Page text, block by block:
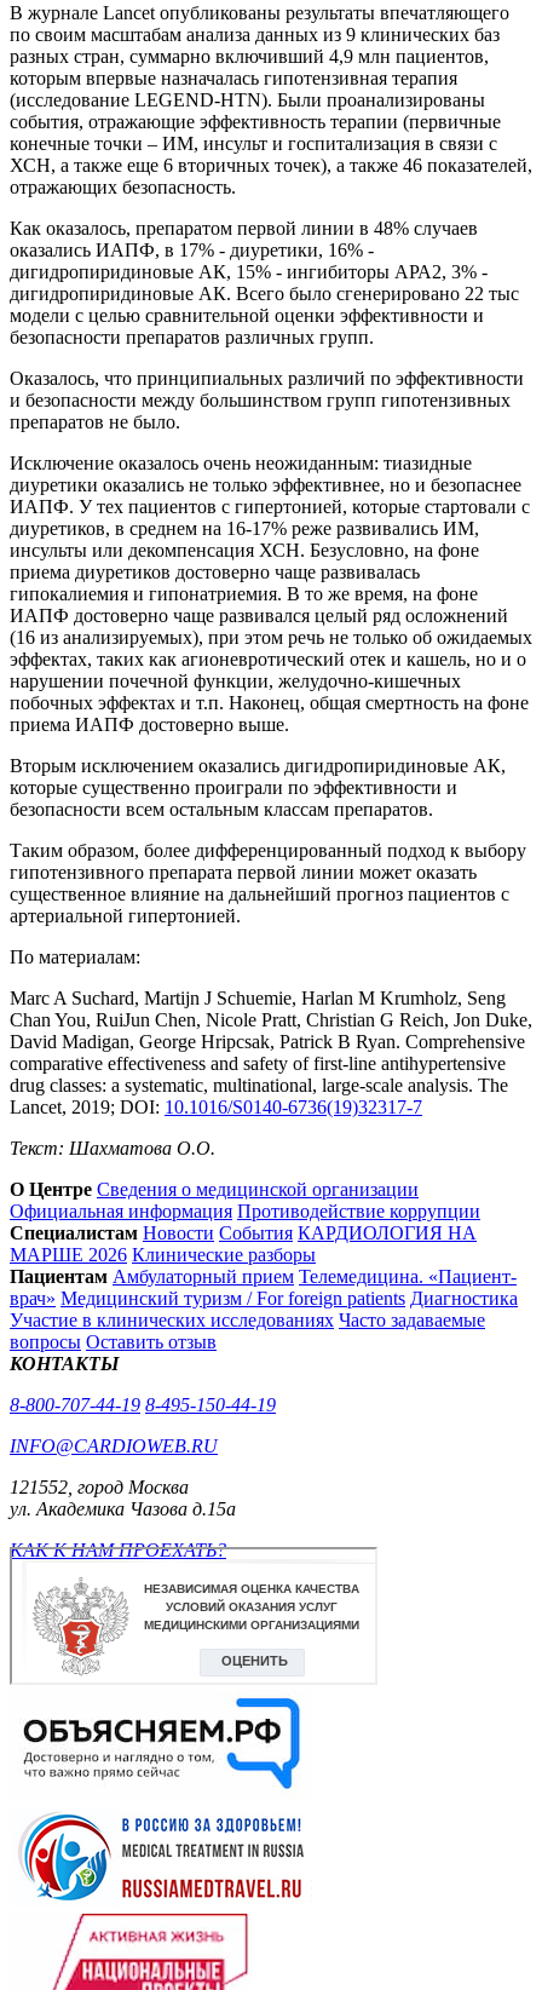
В журнале Lancet опубликованы результаты впечатляющего
по своим масштабам анализа данных из 9 клинических баз
разных стран, суммарно включивший 4,9 млн пациентов,
которым впервые назначалась гипотензивная терапия
(исследование LEGEND-HTN). Были проанализированы
события, отражающие эффективность терапии (первичные
конечные точки – ИМ, инсульт и госпитализация в связи с
ХСН, а также еще 6 вторичных точек), а также 46 показателей,
отражающих безопасность.
Как оказалось, препаратом первой линии в 48% случаев
оказались ИАПФ, в 17% - диуретики, 16% -
дигидропиридиновые АК, 15% - ингибиторы АРА2, 3% -
дигидропиридиновые АК. Всего было сгенерировано 22 тыс
модели с целью сравнительной оценки эффективности и
безопасности препаратов различных групп.
Оказалось, что принципиальных различий по эффективности
и безопасности между большинством групп гипотензивных
препаратов не было.
Исключение оказалось очень неожиданным: тиазидные
диуретики оказались не только эффективнее, но и безопаснее
ИАПФ. У тех пациентов с гипертонией, которые стартовали с
диуретиков, в среднем на 16-17% реже развивались ИМ,
инсульты или декомпенсация ХСН. Безусловно, на фоне
приема диуретиков достоверно чаще развивалась
гипокалиемия и гипонатриемия. В то же время, на фоне
ИАПФ достоверно чаще развивался целый ряд осложнений
(16 из анализируемых), при этом речь не только об ожидаемых
эффектах, таких как агионевротический отек и кашель, но и о
нарушении почечной функции, желудочно-кишечных
побочных эффектах и т.п. Наконец, общая смертность на фоне
приема ИАПФ достоверно выше.
Вторым исключением оказались дигидропиридиновые АК,
которые существенно проиграли по эффективности и
безопасности всем остальным классам препаратов.
Таким образом, более дифференцированный подход к выбору
гипотензивного препарата первой линии может оказать
существенное влияние на дальнейший прогноз пациентов с
артериальной гипертонией.
По материалам:
Marc A Suchard, Martijn J Schuemie, Harlan M Krumholz, Seng
Chan You, RuiJun Chen, Nicole Pratt, Christian G Reich, Jon Duke,
David Madigan, George Hripcsak, Patrick B Ryan. Comprehensive
comparative effectiveness and safety of first-line antihypertensive
drug classes: a systematic, multinational, large-scale analysis. The
Lancet, 2019; DOI: 10.1016/S0140-6736(19)32317-7
Текст: Шахматова О.О.
О Центре Сведения о медицинской организации
Официальная информация Противодействие коррупции
Специалистам Новости События КАРДИОЛОГИЯ НА
МАРШЕ 2026 Клинические разборы
Пациентам Амбулаторный прием Телемедицина. «Пациент-
врач» Медицинский туризм / For foreign patients Диагностика
Участие в клинических исследованиях Часто задаваемые
вопросы Оставить отзыв
КОНТАКТЫ
8-800-707-44-19 8-495-150-44-19
INFO@CARDIOWEB.RU
121552, город Москва
ул. Академика Чазова д.15а
КАК К НАМ ПРОЕХАТЬ?